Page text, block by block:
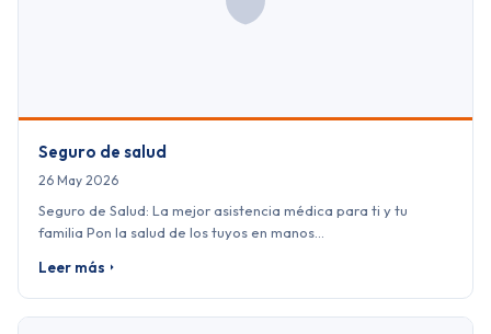
Seguro de salud
26 May 2026
Seguro de Salud: La mejor asistencia médica para ti y tu
familia Pon la salud de los tuyos en manos…
Leer más